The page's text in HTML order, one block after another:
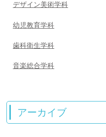
デザイン美術学科
幼児教育学科
歯科衛生学科
音楽総合学科
アーカイブ